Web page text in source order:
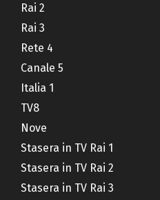
Rai 2
Rai 3
Rete 4
Canale 5
Italia 1
TV8
Nove
Stasera in TV Rai 1
Stasera in TV Rai 2
Stasera in TV Rai 3